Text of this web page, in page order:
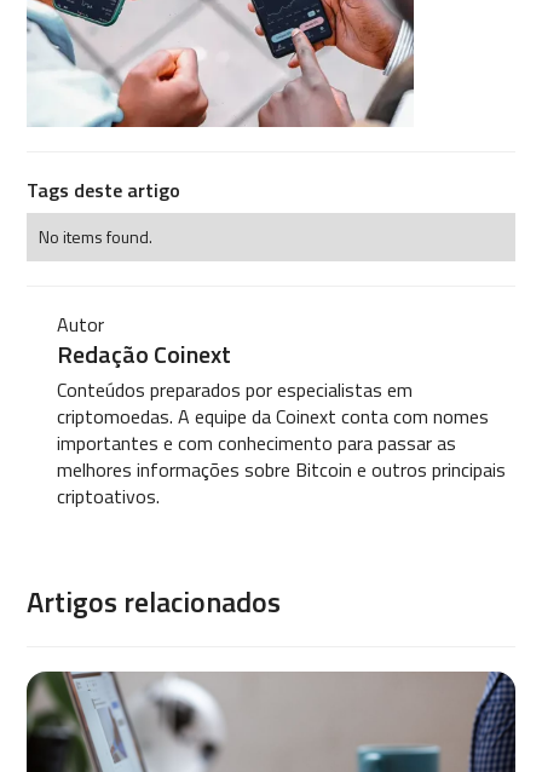
Tags deste artigo
No items found.
Autor
Redação Coinext
Conteúdos preparados por especialistas em
criptomoedas. A equipe da Coinext conta com nomes
importantes e com conhecimento para passar as
melhores informações sobre Bitcoin e outros principais
criptoativos.
Artigos relacionados